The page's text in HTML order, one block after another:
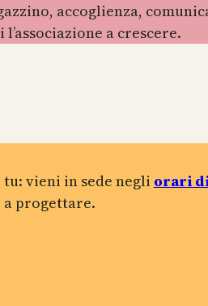
accoglienza,
a crescere.
tu: vieni in sede negli orari
progettare.